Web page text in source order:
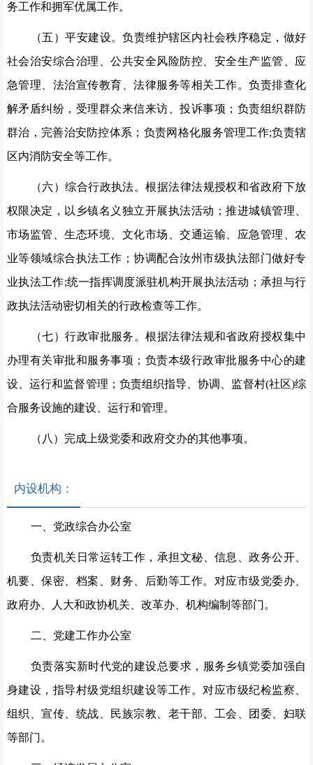
务工作和拥军优属工作。
（五）平安建设。负责维护辖区内社会秩序稳定，做好
社会治安综合治理、公共安全风险防控、安全生产监管、应
急管理、法治宣传教育、法律服务等相关工作。负责排查化
解矛盾纠纷，受理群众来信来访、投诉事项；负责组织群防
群治，完善治安防控体系；负责网格化服务管理工作;负责辖
区内消防安全等工作。
（六）综合行政执法。根据法律法规授权和省政府下放
权限决定，以乡镇名义独立开展执法活动；推进城镇管理、
市场监管、生态环境、文化市场、交通运输、应急管理、农
业等领域综合执法工作；协调配合汝州市级执法部门做好专
业执法工作;统一指挥调度派驻机构开展执法活动；承担与行
政执法活动密切相关的行政检查等工作。
（七）行政审批服务。根据法律法规和省政府授权集中
办理有关审批和服务事项；负责本级行政审批服务中心的建
设、运行和监督管理；负责组织指导、协调、监督村(社区)综
合服务设施的建设、运行和管理。
（八）完成上级党委和政府交办的其他事项。
内设机构：
一、党政综合办公室
负责机关日常运转工作，承担文秘、信息、政务公开、
机要、保密、档案、财务、后勤等工作。对应市级党委办、
政府办、人大和政协机关、改革办、机构编制等部门。
二、党建工作办公室
负责落实新时代党的建设总要求，服务乡镇党委加强自
身建设，指导村级党组织建设等工作。对应市级纪检监察、
组织、宣传、统战、民族宗教、老干部、工会、团委、妇联
等部门。